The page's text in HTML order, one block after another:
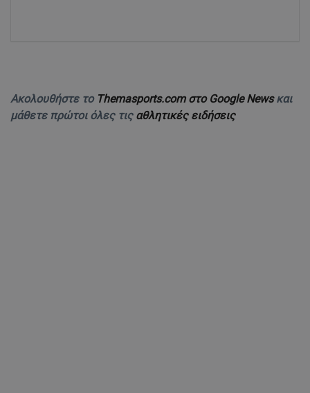
Ακολουθήστε το Themasports.com στο Google Newsκαι
μάθετε πρώτοι όλες τις αθλητικές ειδήσεις